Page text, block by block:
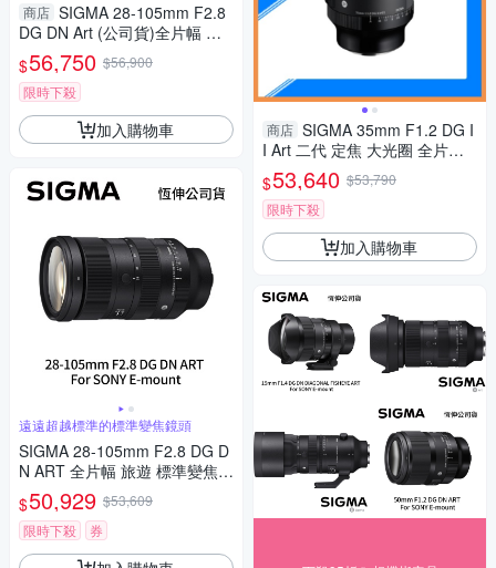
商店 SIGMA 28-105mm F2.8
DG DN Art (公司貨)全片幅 變
焦 鏡頭
$56,750 $56,900
限時下殺
加入購物車
遠遠超越標準的標準變焦鏡頭
SIGMA 28-105mm F2.8 DG D
N ART 全片幅 旅遊 標準變焦鏡
頭 For SONY E-mount (公司
貨)
$50,929 $53,609
限時下殺
券
商店 SIGMA 35mm F1.2 DG I
I Art 二代 定焦 大光圈 全片幅
鏡頭(公司貨)
$53,640 $53,790
限時下殺
加入購物車